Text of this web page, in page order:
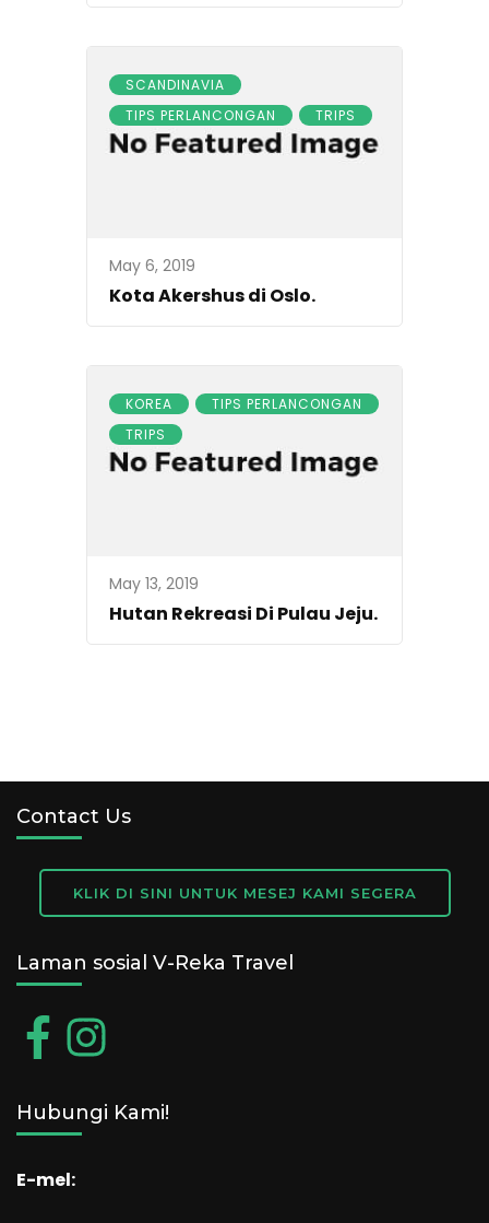
SCANDINAVIA
TIPS PERLANCONGAN
TRIPS
May 6, 2019
Kota Akershus di Oslo.
KOREA
TIPS PERLANCONGAN
TRIPS
May 13, 2019
Hutan Rekreasi Di Pulau Jeju.
Contact Us
KLIK DI SINI UNTUK MESEJ KAMI SEGERA
Laman sosial V-Reka Travel
Hubungi Kami!
E-mel: